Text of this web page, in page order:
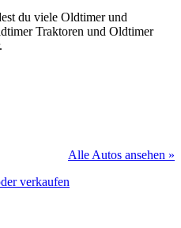
du viele Oldtimer und
Traktoren und Oldtimer
Alle Autos ansehen »